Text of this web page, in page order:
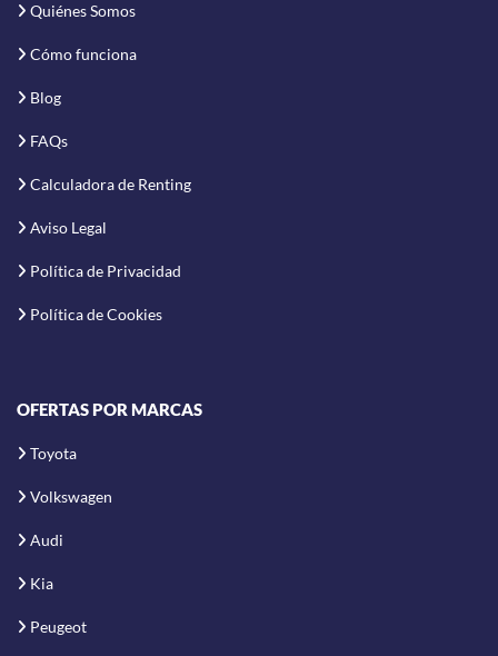
Quiénes Somos
Cómo funciona
Blog
FAQs
Calculadora de Renting
Aviso Legal
Política de Privacidad
Política de Cookies
OFERTAS POR MARCAS
Toyota
Volkswagen
Audi
Kia
Peugeot